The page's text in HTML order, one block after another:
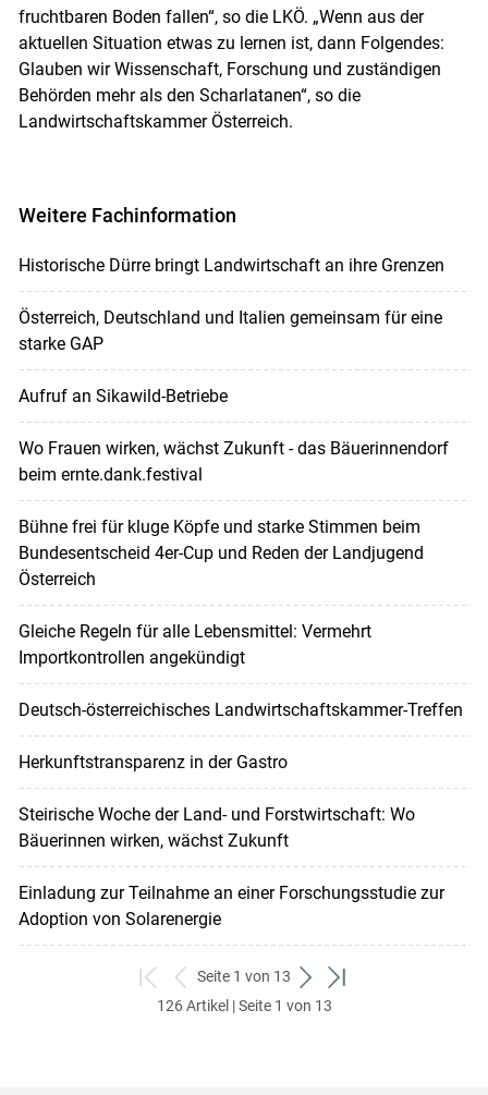
fruchtbaren Boden fallen“, so die LKÖ. „Wenn aus der
aktuellen Situation etwas zu lernen ist, dann Folgendes:
Glauben wir Wissenschaft, Forschung und zuständigen
Behörden mehr als den Scharlatanen“, so die
Landwirtschaftskammer Österreich.
Weitere Fachinformation
Historische Dürre bringt Landwirtschaft an ihre Grenzen
Österreich, Deutschland und Italien gemeinsam für eine
starke GAP
Aufruf an Sikawild-Betriebe
Wo Frauen wirken, wächst Zukunft - das Bäuerinnendorf
beim ernte.dank.festival
Bühne frei für kluge Köpfe und starke Stimmen beim
Bundesentscheid 4er-Cup und Reden der Landjugend
Österreich
Gleiche Regeln für alle Lebensmittel: Vermehrt
Importkontrollen angekündigt
Deutsch-österreichisches Landwirtschaftskammer-Treffen
Herkunftstransparenz in der Gastro
Steirische Woche der Land- und Forstwirtschaft: Wo
Bäuerinnen wirken, wächst Zukunft
Einladung zur Teilnahme an einer Forschungsstudie zur
Adoption von Solarenergie
zum
ersten
zurück
zum
Seite 1 von 13
weiter
zum
zum
126 Artikel | Seite 1 von 13